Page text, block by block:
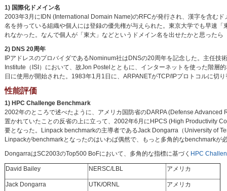
1) 国際化ドメイン名
2003年3月にIDN (International Domain Name)のRFCが発行され、漢字を含む
名を持っている組織や個人には登録の優先権が与えられた。東京大学でも早速
れなかった。なんで個人が「東大」などというドメイン名を出せたかと思った
2) DNS 20周年
IPアドレスのプロバイダであるNominum社はDNSの20周年を記念した。主任
Institute（ISI）において、故Jon Postelとともに、インターネットを使った階
日に使用が開始された。1983年1月1日に、ARPANETがTCP/IPプロトコルに切
性能評価
1) HPC Challenge Benchmark
2002年のところで述べたように、アメリカ国防省のDARPA (Defense
置かれていたことの反省の上に立って、2002年6月にHPCS (High Productivity
要となった。Linpack benchmarkの主導者であるJack Dongarra（University of
Linpackがbenchmarkとなったのはいわば偶然で、もっと多角的なbenchmarkが
DongarraはSC2003のTop500 BoFにおいて、多角的な指標に基づく HPC
David Bailey NERSC/LBL アメリカ
Jack Dongarra UTK/ORNL アメリカ